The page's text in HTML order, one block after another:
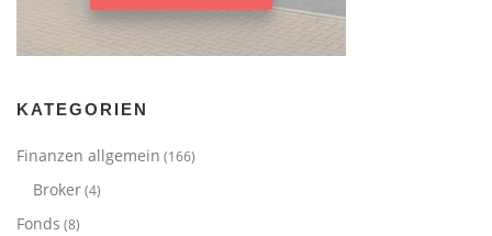
KATEGORIEN
Finanzen allgemein (166)
Broker(4)
Fonds (8)